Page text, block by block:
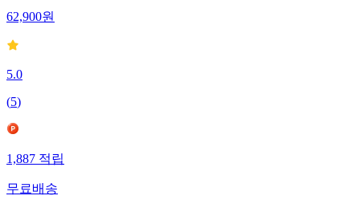
62,900원
5.0
(5)
1,887적립
무료배송